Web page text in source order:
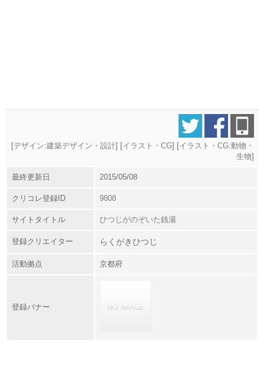
[デザイン:建築デザイン・設計] [イラスト・CG] [イラスト・CG:動物・
生物]
最終更新日 2015/05/08
クリコレ登録ID 9808
サイトタイトル ひつじがのぞいた銭湯
登録クリエイター らくがきひつじ
活動拠点 京都府
登録バナー